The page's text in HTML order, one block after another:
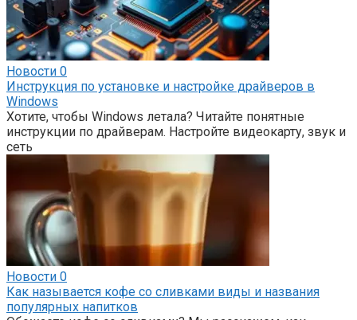
Новости 0
Инструкция по установке и настройке драйверов в
Windows
Хотите, чтобы Windows летала? Читайте понятные
инструкции по драйверам. Настройте видеокарту, звук и
сеть
Новости 0
Как называется кофе со сливками виды и названия
популярных напитков